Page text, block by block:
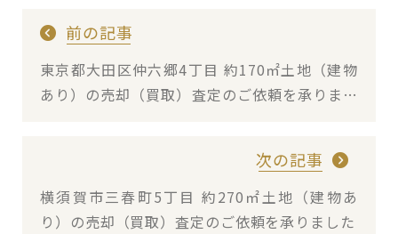
前の記事
東京都大田区仲六郷4丁目 約170㎡土地（建物
あり）の売却（買取）査定のご依頼を承りまし
次の記事
横須賀市三春町5丁目 約270㎡土地（建物あ
り）の売却（買取）査定のご依頼を承りました